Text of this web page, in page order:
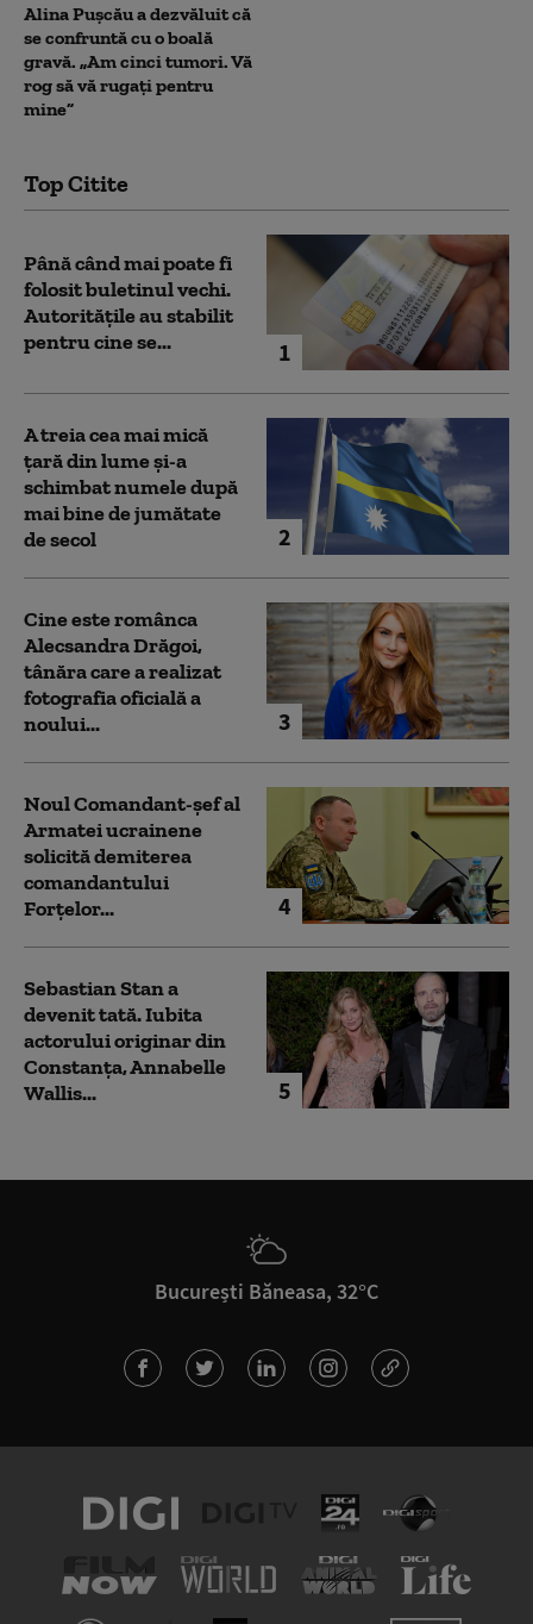
Alina Pușcău a dezvăluit că
se confruntă cu o boală
gravă. „Am cinci tumori. Vă
rog să vă rugați pentru
mine”
Top Citite
1
Până când mai poate fi
folosit buletinul vechi.
Autoritățile au stabilit
pentru cine se...
2
A treia cea mai mică
țară din lume și-a
schimbat numele după
mai bine de jumătate
de secol
3
Cine este românca
Alecsandra Drăgoi,
tânăra care a realizat
fotografia oficială a
noului...
4
Noul Comandant-șef al
Armatei ucrainene
solicită demiterea
comandantului
Forțelor...
5
Sebastian Stan a
devenit tată. Iubita
actorului originar din
Constanța, Annabelle
Wallis...
București Băneasa, 32°C